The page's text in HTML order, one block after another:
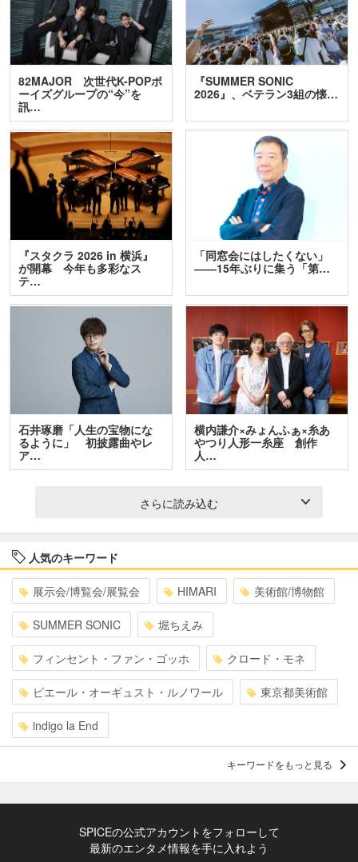
82MAJOR 次世代K-POPボ
ーイズグループの“今”を
訊…
『SUMMER SONIC
2026』、ベテラン3組の懐…
『スタクラ 2026 in 横浜』
が開幕 今年も多彩なス
テ…
「同窓会にはしたくない」
――15年ぶりに集う「第…
石井琢磨「人生の宝物にな
るように」 初披露曲やレ
ア…
横内謙介×みょんふぁ×糸あ
やつり人形一糸座 創作
人…
さらに読み込む
人気のキーワード
展示会/博覧会/展覧会 HIMARI 美術館/博物館
SUMMER SONIC 堀ちえみ
フィンセント・ファン・ゴッホ クロード・モネ
ピエール・オーギュスト・ルノワール 東京都美術館
indigo la End
キーワードをもっと見る
SPICEの公式アカウントをフォローして
最新のエンタメ情報を手に入れよう